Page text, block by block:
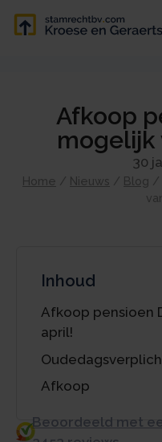
Afkoop
mogelijk
30
Home / Nieuws / Blog /
Inhoud
Afkoop pensioen
april!
Afkoop
Beoordeeld met